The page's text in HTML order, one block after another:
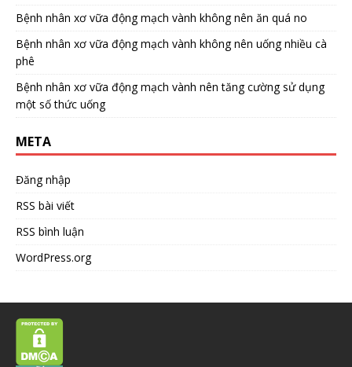
Bệnh nhân xơ vữa động mạch vành không nên ăn quá no
Bệnh nhân xơ vữa động mạch vành không nên uống nhiều cà
phê
Bệnh nhân xơ vữa động mạch vành nên tăng cường sử dụng
một số thức uống
META
Đăng nhập
RSS bài viết
RSS bình luận
WordPress.org